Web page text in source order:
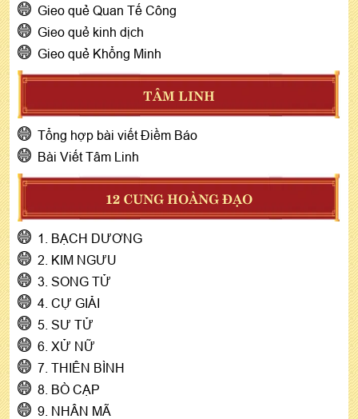
Gieo quẻ Quan Tế Công
Gieo quẻ kinh dịch
Gieo quẻ Khổng Minh
TÂM LINH
Tổng hợp bài viết Điềm Báo
Bài Viết Tâm Linh
12 CUNG HOÀNG ĐẠO
1. BẠCH DƯƠNG
2. KIM NGƯU
3. SONG TỬ
4. CỰ GIẢI
5. SƯ TỬ
6. XỬ NỮ
7. THIÊN BÌNH
8. BÒ CẠP
9. NHÂN MÃ